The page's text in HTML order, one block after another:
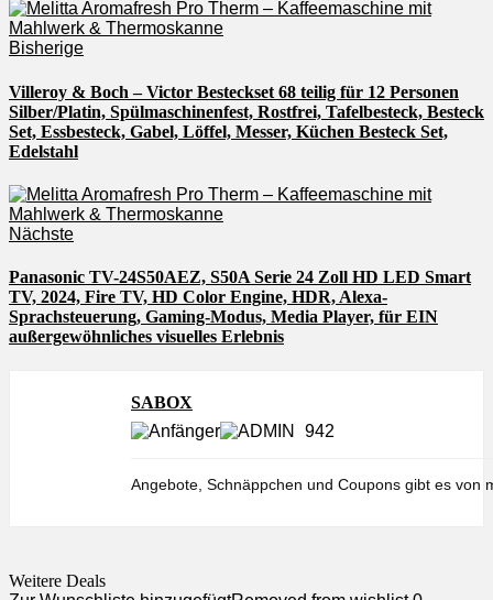
Bisherige
Villeroy & Boch – Victor Besteckset 68 teilig für 12 Personen
Silber/Platin, Spülmaschinenfest, Rostfrei, Tafelbesteck, Besteck
Set, Essbesteck, Gabel, Löffel, Messer, Küchen Besteck Set,
Edelstahl
Nächste
Panasonic TV-24S50AEZ, S50A Serie 24 Zoll HD LED Smart
TV, 2024, Fire TV, HD Color Engine, HDR, Alexa-
Sprachsteuerung, Gaming-Modus, Media Player, für EIN
außergewöhnliches visuelles Erlebnis
SABOX
942
Angebote, Schnäppchen und Coupons gibt es von
Weitere Deals